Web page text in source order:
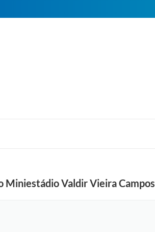
Miniestádio Valdir Vieira Campos